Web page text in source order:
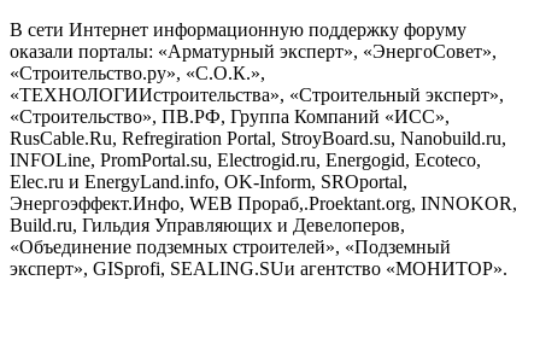
В сети Интернет информационную поддержку форуму
оказали порталы: «Арматурный эксперт», «ЭнергоСовет»,
«Строительство.ру», «С.О.К.»,
«ТЕХНОЛОГИИстроительства», «Строительный эксперт»,
«Строительство», ПВ.РФ, Группа Компаний «ИСС»,
RusCable.Ru, Refregiration Portal, StroyBoard.su, Nanobuild.ru,
INFOLine, PromPortal.su, Electrogid.ru, Energogid, Ecoteco,
Elec.ru и EnergyLand.info, OK-Inform, SROportal,
Энергоэффект.Инфо, WEB Прораб,.Proektant.org, INNOKOR,
Build.ru, Гильдия Управляющих и Девелоперов,
«Объединение подземных строителей», «Подземный
эксперт», GISprofi, SEALING.SUи агентство «МОНИТОР».